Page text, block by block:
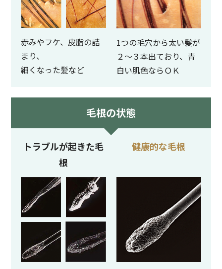
赤みやフケ、皮脂の詰
まり、
細くなった髪など
1つの毛穴から太い髪が
２～３本出ており、青
白い肌色ならＯＫ
毛根の状態
トラブルが起きた毛
根
健康的な毛根